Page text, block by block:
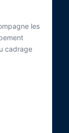
les
cadrage